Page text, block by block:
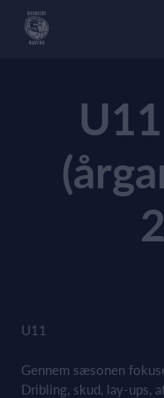
U11
Gennem sæsonen
Dribling, skud, lay-ups,